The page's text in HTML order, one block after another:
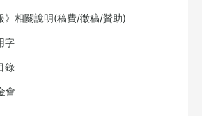
》相關說明(稿費/徵稿/贊助)
字
錄
會